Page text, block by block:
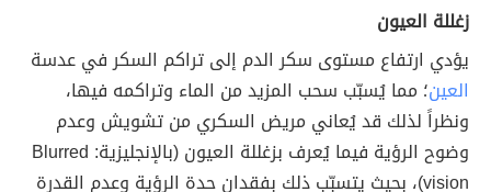
زغللة العيون
يؤدي ارتفاع مستوى سكر الدم إلى تراكم السكر في عدسة
العين؛ مما يُسبّب سحب المزيد من الماء وتراكمه فيها،
ونظراً لذلك قد يُعاني مريض السكري من تشويش وعدم
وضوح الرؤية فيما يُعرف بزغللة العيون (بالإنجليزية: ‎Blurred
vision)، بحيث يتسبّب ذلك بفقدان حدة الرؤية وعدم القدرة